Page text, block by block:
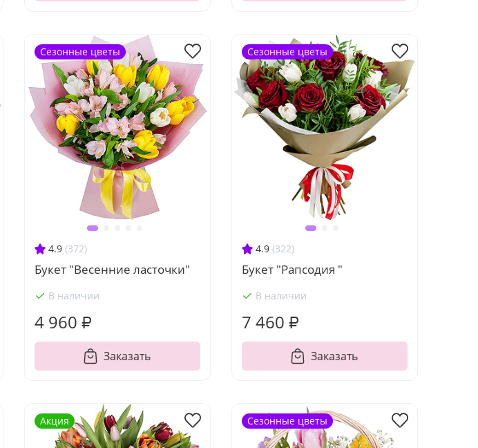
4.9 (372)
Букет "Весенние ласточки"
В наличии
4 960 ₽
Заказать
Сезонные цветы
4.9 (322)
Букет "Рапсодия "
В наличии
7 460 ₽
Заказать
Сезонные цветы
Акция Сезонные цветы